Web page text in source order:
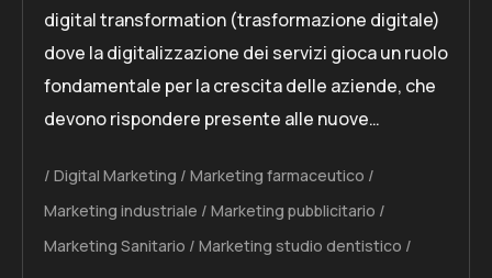
digital transformation (trasformazione digitale)
dove la digitalizzazione dei servizi gioca un ruolo
fondamentale per la crescita delle aziende, che
devono rispondere presente alle nuove…
Digital Marketing
Marketing farmaceutico
Marketing industriale
Marketing pubblicitario
Marketing Sanitario
Marketing studio dentistico